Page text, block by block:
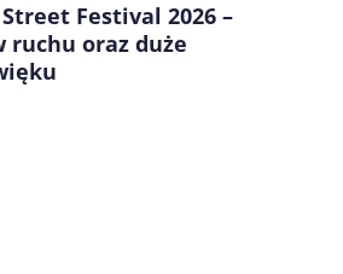
Festival 2026 –
oraz duże